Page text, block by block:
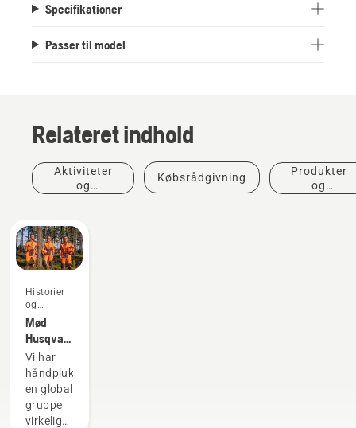
Specifikationer
Passer til model
Relateret indhold
Aktiviteter
og
Købsrådgivning
Produkter
og
Historier
og
inspiration
Mød
Husqvarna
H-
teamet -
vores
mest
krævende
Vi har
håndplukket
en global
gruppe
virkelig